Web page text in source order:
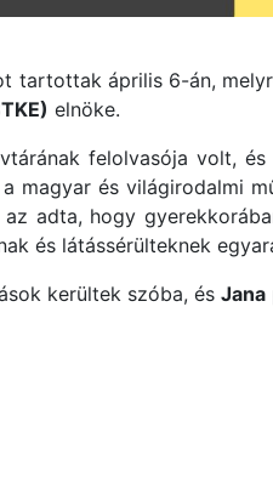
tartottak április 6-án,
elnöke.
felolvasója volt,
magyar és világirodalmi
adta, hogy
és látássérülteknek
kerültek szóba, és Jana